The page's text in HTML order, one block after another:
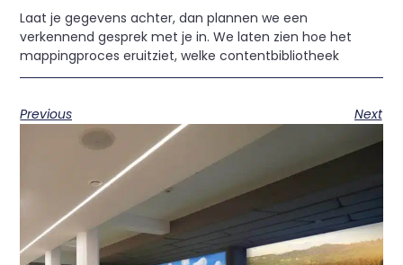
Laat je gegevens achter, dan plannen we een
verkennend gesprek met je in. We laten zien hoe het
mappingproces eruitziet, welke contentbibliotheek
Previous Next